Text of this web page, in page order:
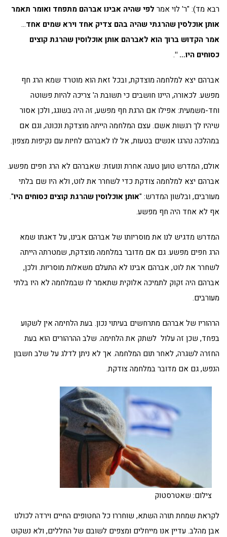
רבא מד): "ר' לוי אמר לפי שהיה אבינו אברהם מתפחד ואומר תאמר
אותן אוכלסין שהרגתי שהיה בהם צדיק אחד וירא שמים אחד…
אמר הקדוש ברוך הוא לאברהם אותן אוכלוסין שהרגת קוצים
כסוחים היו… ".
אברהם יצא למלחמה מוצדקת, ובכל זאת הוא מוטרד שמא הרג חף
מפשע. לכאורה, היינו חושבים כי תשובת ה' צריכה להיות פשוטה
וחד-משמעית: אפילו אם הרגת חף מפשע, זה היה בשוגג, ולכן אסור
שיהיו לך רגשות אשם. עצם המלחמה הייתה מוצדקת ונכונה, וגם אם
במהלכה נהרגו אנשים בטעות, אל לו לאברהם לחיות עם נקיפות מצפון.
אולם, המדרש טוען טענה אחרת ונועזת: שאברהם לא הרג חפים מפשע.
אברהם יצא למלחמה צודקת כדי לשחרר את לוט, ולא היו שם בלתי
מעורבים, ובלשון המדרש: "אותן אוכלוסין שהרגת קוצים כסוחים היו".
אף לא אחד היה חף מפשע.
המדרש מדגיש לנו את מוסריותו של אברהם אבינו, על דאגתו שמא
הרג חפים מפשע. גם אם מדובר במלחמה מוצדקת, שמטרתה הייתה
לשחרר את לוט, אברהם אבינו לא התעלם משאלות מוסריות. ולכן,
אברהם היה זקוק לתמיכה אלוקית שתאמר לו שבמלחמה לא היו בלתי
מעורבים.
הרהוריו של אברהם מתרחשים בעיתוי נכון. בעת הלחימה אין לשקוע
בפחד, שכן זה עלול לשתק את הלחימה. שלב ההרהורים הוא בעת
החזרה לשגרה, לאחר תום המלחמה. אך לא ניתן לדלג על שלב חשבון
הנפש, גם אם מדובר במלחמה צודקת.
צילום: שאטרסטוק
לקראת שמחת תורה השתא, שוחררו כל החטופים החיים וירדה לכולנו
אבן מהלב. עדיין אנו מייחלים ומצפים לשובם של החללים, ולא נשקוט